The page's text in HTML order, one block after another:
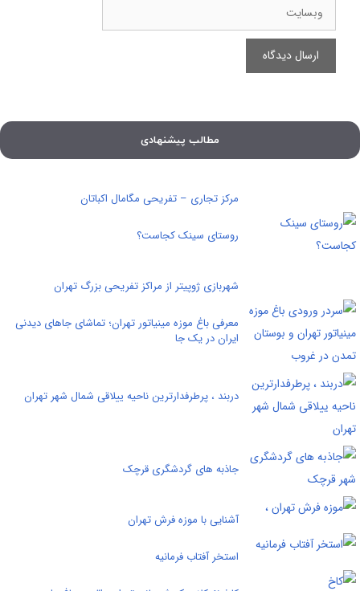
وبسایت
مطالب پیشنهادی
مرکز تجاری – تفریحی مگامال اکباتان
روستای سینک کجاست؟
شهربازی ژوپیتر از مراکز تفریحی بزرگ تهران
معرفی باغ موزه مینیاتور تهران؛ تماشای جاهای دیدنی
ایران در یک جا
دربند ، پرطرفدارترین ناحیه ییلاقی شمال شهر تهران
جاذبه های گردشگری قرچک
آشنایی با موزه فرش تهران
استخر آفتاب فرمانیه